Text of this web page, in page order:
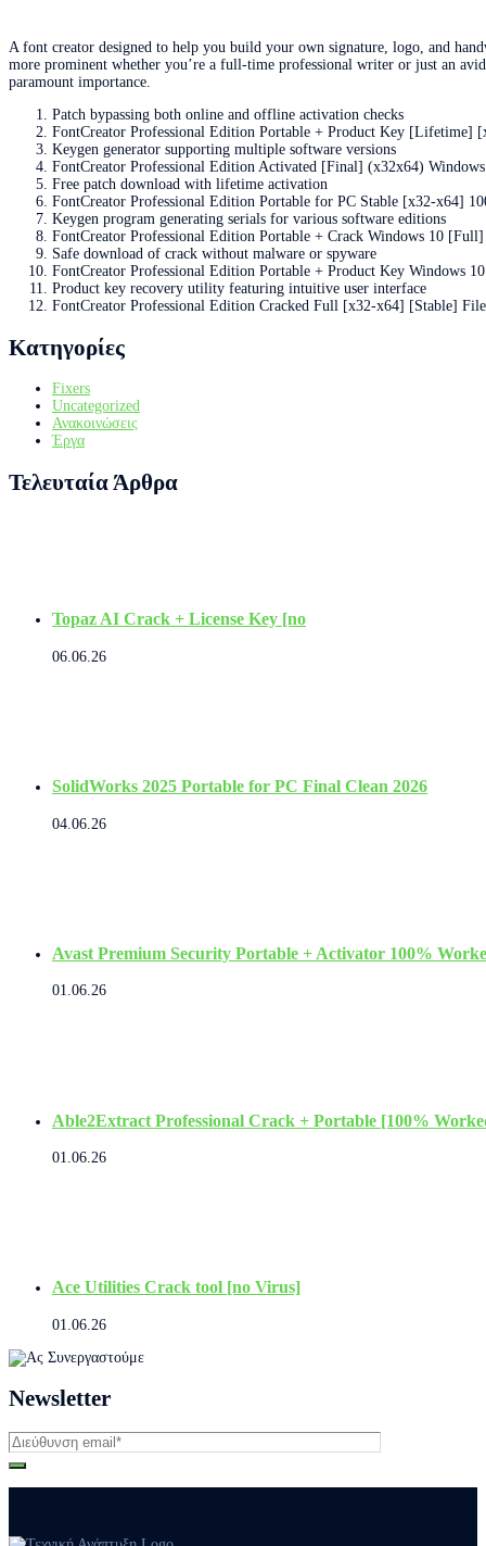
A font creator designed to help you build your own signature, logo, and
more prominent whether you’re a full-time professional writer or just an
paramount importance.
Patch bypassing both online and offline activation checks
FontCreator Professional Edition Portable + Product Key [Lifetime]
Keygen generator supporting multiple software versions
FontCreator Professional Edition Activated [Final] (x32x64) Windows
Free patch download with lifetime activation
FontCreator Professional Edition Portable for PC Stable [x32-x64]
Keygen program generating serials for various software editions
FontCreator Professional Edition Portable + Crack Windows 10 [Full]
Safe download of crack without malware or spyware
FontCreator Professional Edition Portable + Product Key Windows
Product key recovery utility featuring intuitive user interface
FontCreator Professional Edition Cracked Full [x32-x64] [Stable]
Kατηγορίες
Fixers
Uncategorized
Ανακοινώσεις
Έργα
Τελευταία Άρθρα
Topaz AI Crack + License Key [no
06.06.26
SolidWorks 2025 Portable for PC Final Clean 2026
04.06.26
Avast Premium Security Portable + Activator 100%
01.06.26
Able2Extract Professional Crack + Portable [100%
01.06.26
Ace Utilities Crack tool [no Virus]
01.06.26
Newsletter